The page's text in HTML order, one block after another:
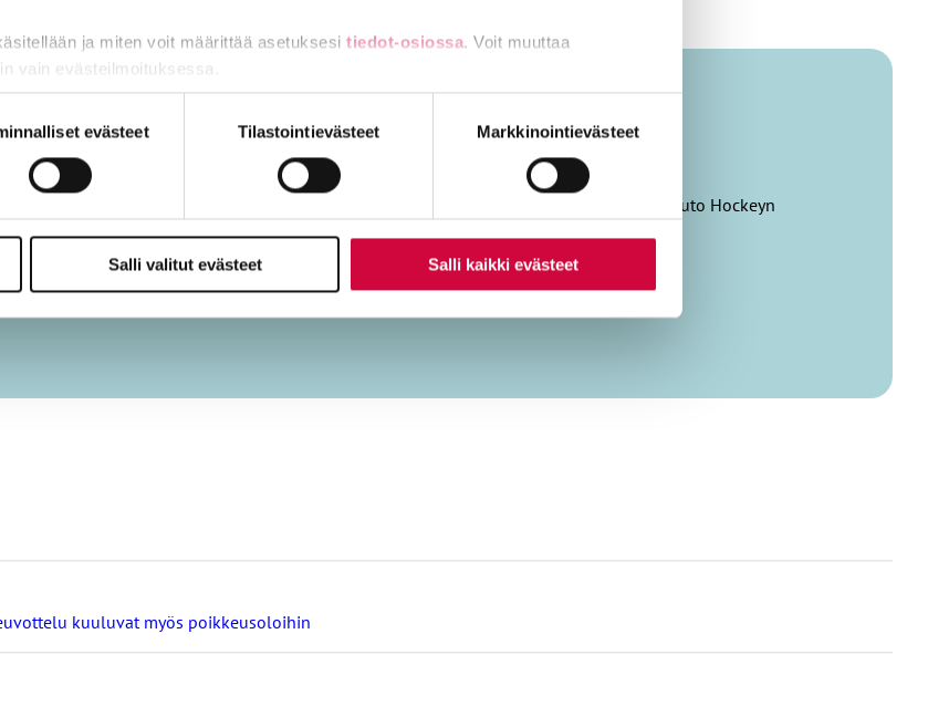
ja miten voit määrittää asetuksesi tiedot-osiossa. Voit muuttaa
vain evästeilmoituksessa.
sivuston toimintaa parantavia, ja osaa käytetään tilastointi- tai
evästeet Tilastointievästeet Markkinointievästeet
Salli valitut evästeet Salli kaikki evästeet
ajan harrasteisiin kuuluu monenlainen liikunta, maailmanmatkailu ja turkulaisen Tuto Hockeyn
kuuluvat myös poikkeusoloihin